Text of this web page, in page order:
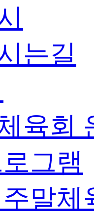
는길
육회
그램
말체